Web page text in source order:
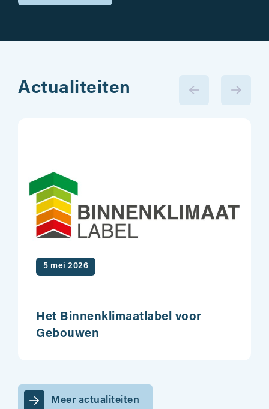
Actualiteiten
5 mei 2026
Het Binnenklimaatlabel voor
Gebouwen
Meer actualiteiten